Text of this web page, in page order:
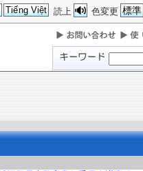
色変更 標準
読上
Tiếng Việt